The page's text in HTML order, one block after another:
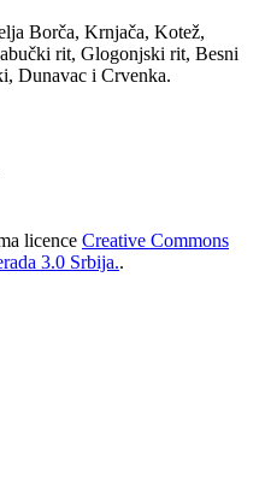
Borča, Krnjača, Kotež,
rit, Glogonjski rit, Besni
Dunavac i Crvenka.
licence Creative Commons
3.0 Srbija..